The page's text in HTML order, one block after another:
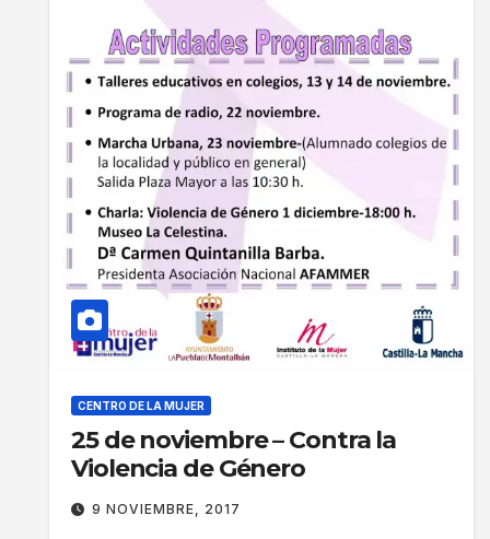
CENTRO DE LA MUJER
25 de noviembre – Contra la
Violencia de Género
9 NOVIEMBRE, 2017